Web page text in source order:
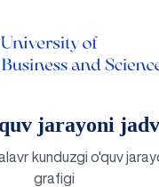
jarayoni
kunduzgi o'quv
grafigi